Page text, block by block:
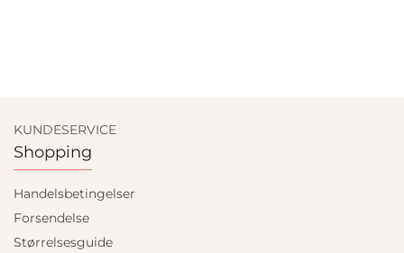
KUNDESERVICE
Shopping
Handelsbetingelser
Forsendelse
Størrelsesguide